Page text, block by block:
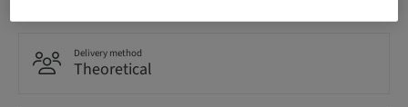
Delivery method
Theoretical